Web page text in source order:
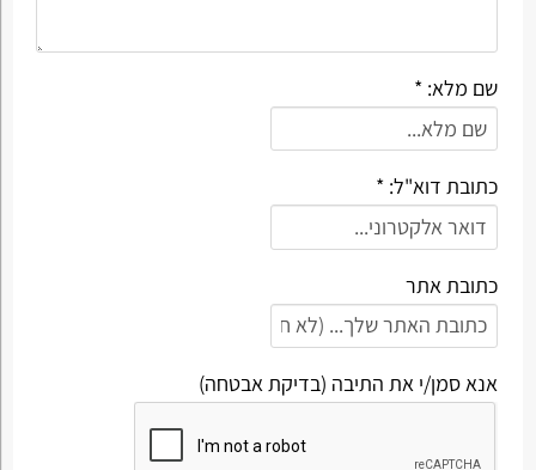
שם מלא: *
כתובת דוא"ל: *
כתובת אתר
אנא סמן/י את התיבה (בדיקת אבטחה)